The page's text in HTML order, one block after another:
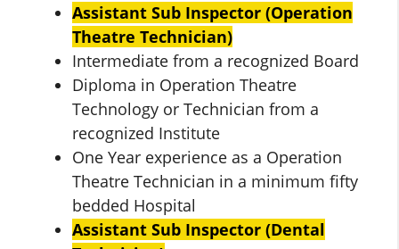
Assistant Sub Inspector (Operation
Theatre Technician)
Intermediate from a recognized Board
Diploma in Operation Theatre
Technology or Technician from a
recognized Institute
One Year experience as a Operation
Theatre Technician in a minimum fifty
bedded Hospital
Assistant Sub Inspector (Dental